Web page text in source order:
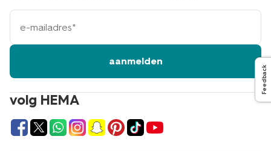
volg HEMA
e-
mailadres
aanmelden
Feedback